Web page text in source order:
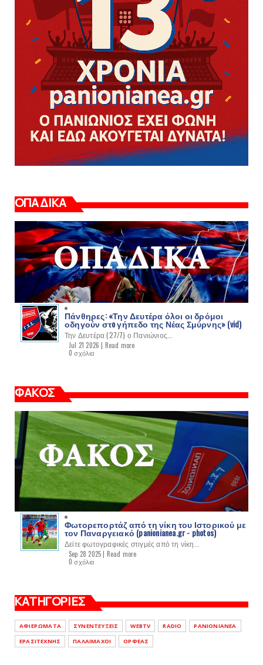
ΟΠΑΔΙΚΑ
Πάνθηρες: «Την Δευτέρα όλοι οι δρόμοι
οδηγούν στo γήπεδο της Νέας Σμύρνης» (vid)
Την Δευτέρα (27/7) ο Πανιώνιος...
Jul 21 2026 | Read more
0 σχόλια
ΦΑΚΟΣ
Φωτορεπορτάζ από τη νίκη του Ιστορικού με
τον Παναργειακό (panionianea.gr - photos)
Δείτε φωτογραφικές στιγμές από τη νίκη...
Sep 28 2025 | Read more
0 σχόλια
ΚΑΤΗΓΟΡΙΕΣ
ΑΦΙΕΡΩΜΑΤΑ ΣΥΝΕΝΤΕΥΞΕΙΣ WEBTV RADIO
PANIONIANEA
ΕΡΑΣΙΤΕΧΝΗΣ
ΠΑΛΑΙΜΑΧΟΙ ΟΡΦΕΑΣ